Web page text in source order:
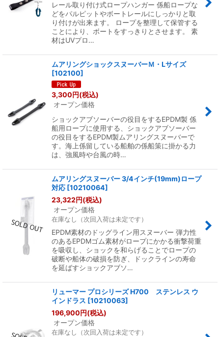
レール取り付け式ロープハンガー 係船ロープな
どをパルピットやボートレールにしっかりと取
り付けが出来ます。 ロープを整理して保管する
ことにより、ボートをすっきりとさせます。 素
材はUVプロ…
ムアリングショックスヌーバーＭ・Lサイズ
[102100]
3,300円(税込)
オープン価格
ショックアブソーバーの役目をするEPDM製 係
船用ロープに使用する、ショックアブソーバー
の役目をするEPDM製ムアリングスヌーバーで
す。海上係留している船舶の係船策に掛かる力
は、強風時や台風の時…
ムアリングスヌーバー 3/4インチ(19mm)ロープ
対応 [10210064]
23,322円(税込)
オープン価格
在庫なし（次回入荷は未定です）
EPDM素材のドッグライン用スヌーバー 弾力性
のあるEPDMゴム素材がロープにかかる衝撃荷重
を吸収し、ショックを和らげることでロープの
破断や船体の破損を防ぎ、ドックラインの寿命
を延ばすショックアブソ…
リューマー プロシリーズ H700 ステンレス ウ
インドラス [10210063]
196,900円(税込)
オープン価格
在庫なし（次回入荷は未定です）